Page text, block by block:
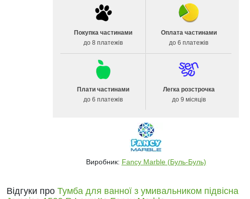
Покупка частинами
до 8 платежів
Оплата частинами
до 6 платежів
Плати частинами
до 6 платежів
Легка розстрочка
до 9 місяців
Виробник: Fancy Marble (Буль-Буль)
Відгуки про Тумба для ванної з умивальником підвісна